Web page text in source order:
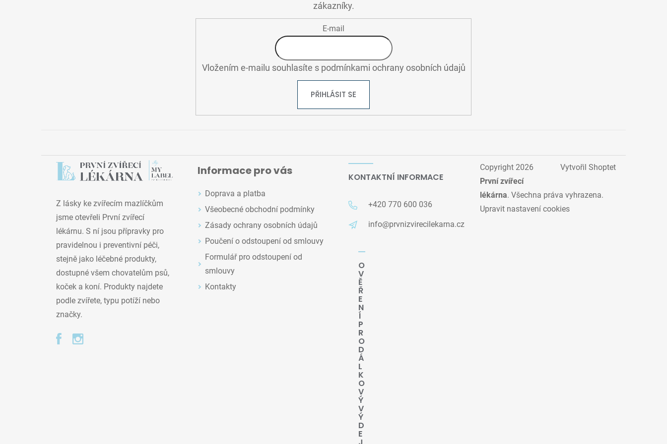
zákazníky.
E-mail
Vložením e-mailu souhlasíte s podmínkami ochrany osobních údajů
PŘIHLÁSIT SE
Z lásky ke zvířecím mazlíčkům
jsme otevřeli První zvířecí
lékárnu. S ní jsou přípravky pro
pravidelnou i preventivní péči,
stejně jako léčebné produkty,
dostupné všem chovatelům psů,
koček a koní. Produkty najdete
podle zvířete, typu potíží nebo
značky.
Informace pro vás
Doprava a platba
Všeobecné obchodní podmínky
Zásady ochrany osobních údajů
Poučení o odstoupení od smlouvy
Formulář pro odstoupení od
smlouvy
Kontakty
KONTAKTNÍ INFORMACE
+420 770 600 036
info@prvnizvirecilekarna.cz
O
V
Ě
Ř
E
N
Í
P
R
O
D
Á
L
K
O
V
Ý
V
Ý
D
E
Vytvořil Shoptet
Copyright 2026
První zvířecí
lékárna. Všechna práva vyhrazena.
Upravit nastavení cookies